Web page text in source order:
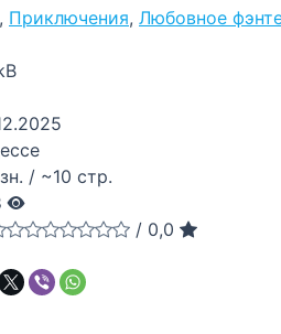
, Приключения, Любовное
/ ~10 стр.
/ 0,0